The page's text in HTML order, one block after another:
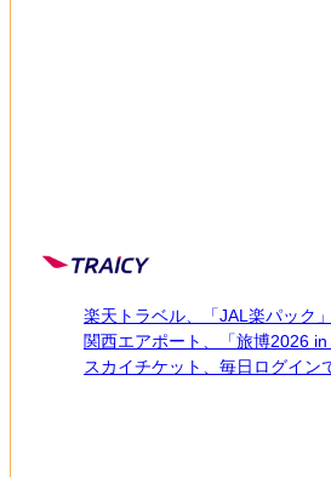
楽天トラベル、「JAL楽パック
関西エアポート、「旅博2026
スカイチケット、毎日ログイ